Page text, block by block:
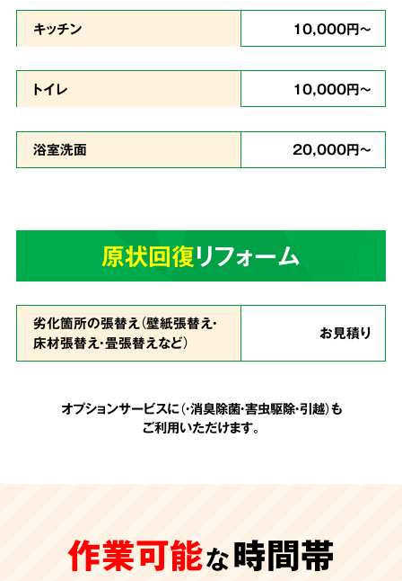
どんな現場
でも対応
のが難しいという状態でも作業致します。
まで積み上げられたゴミも、虫の湧いたゴミも
追加費用は一切なし
一切なし
キッチン 10,000円～
トイレ 10,000円～
浴室洗面 20,000円～
原状回復リフォーム
劣化箇所の張替え（壁紙張替え・
床材張替え・畳張替えなど）
お見積り
オプションサービスに（・消臭除菌・害虫駆除・引越）も
ご利用いただけます。
作業可能な時間帯